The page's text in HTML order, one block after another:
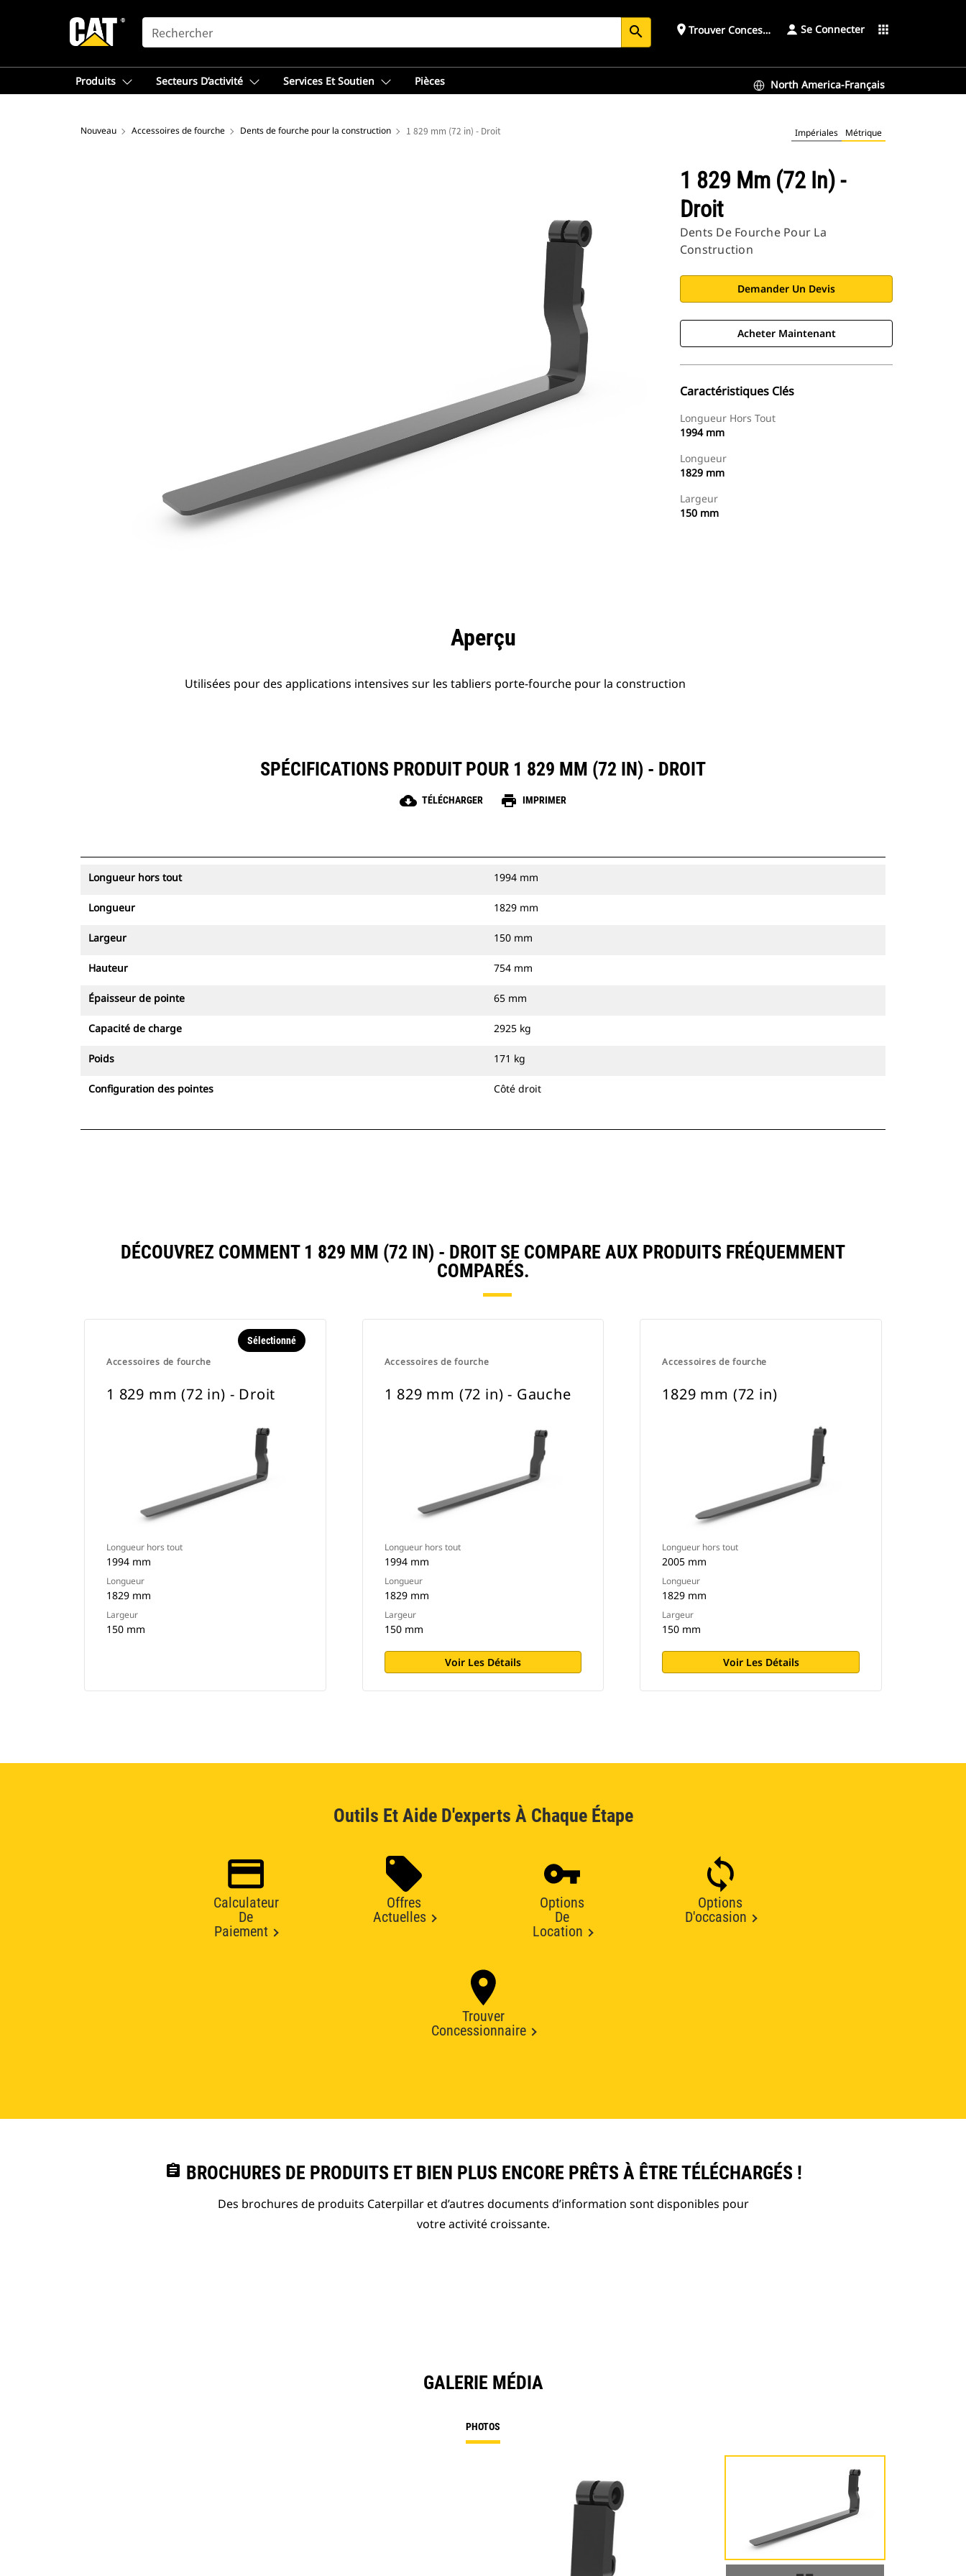
SEARCH search place Trouver ConcessionnaireSe Connecter apps
Produits Secteurs D’activité Services Et Soutien Pièces North America-Français
Nouveau Accessoires de fourche Dents de fourche pour la construction 1 829 mm (72 in) - Droit Impériales Métrique
1 829 Mm (72 In) -
Droit
Dents De Fourche Pour La
Construction
Demander Un Devis
Acheter Maintenant
Caractéristiques Clés
Longueur Hors Tout
1994 mm
Longueur
1829 mm
Largeur
150 mm
Aperçu
Utilisées pour des applications intensives sur les tabliers porte-fourche pour la construction
SPÉCIFICATIONS PRODUIT POUR 1 829 MM (72 IN) - DROIT
cloud_download TÉLÉCHARGER print IMPRIMER
Longueur hors tout 1994 mm
Longueur 1829 mm
Largeur 150 mm
Hauteur 754 mm
Épaisseur de pointe 65 mm
Capacité de charge 2925 kg
Poids 171 kg
Configuration des pointes Côté droit
DÉCOUVREZ COMMENT 1 829 MM (72 IN) - DROIT SE COMPARE AUX PRODUITS FRÉQUEMMENT
COMPARÉS.
Accessoires de fourche
Sélectionné
1 829 mm (72 in) - Droit
Longueur hors tout
1994 mm
Longueur
1829 mm
Largeur
150 mm
Accessoires de fourche
1 829 mm (72 in) - Gauche
Longueur hors tout
1994 mm
Longueur
1829 mm
Largeur
150 mm
Voir Les Détails
Accessoires de fourche
1829 mm (72 in)
Longueur hors tout
2005 mm
Longueur
1829 mm
Largeur
150 mm
Voir Les Détails
Outils Et Aide D'experts À Chaque Étape
Calculateur
De
Paiement
Offres
Actuelles
Options
De
Location
Options
D'occasion
Trouver
Concessionnaire
assignment BROCHURES DE PRODUITS ET BIEN PLUS ENCORE PRÊTS À ÊTRE TÉLÉCHARGÉS !
Des brochures de produits Caterpillar et d’autres documents d’information sont disponibles pour
votre activité croissante.
GALERIE MÉDIA
PHOTOS